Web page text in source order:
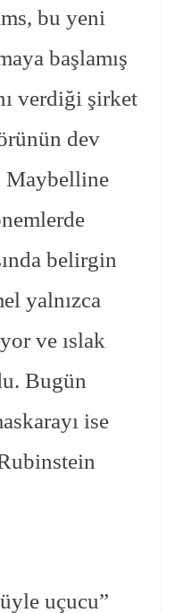
bu yeni
başlamış
verdiği şirket
dev
Maybelline
belirgin
yalnızca
ve ıslak
Bugün
ise
uçucu”